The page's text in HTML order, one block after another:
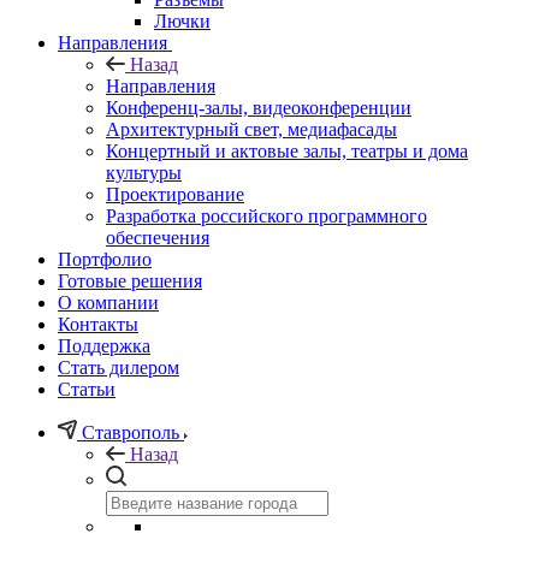
Лючки
Направления
Назад
Направления
Конференц-залы, видеоконференции
Архитектурный свет, медиафасады
Концертный и актовые залы, театры и дома
культуры
Проектирование
Разработка российского программного
обеспечения
Портфолио
Готовые решения
О компании
Контакты
Поддержка
Стать дилером
Статьи
Ставрополь
Назад